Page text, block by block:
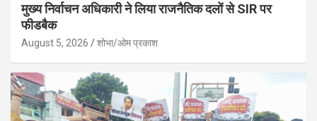
मुख्य निर्वाचन अधिकारी ने लिया राजनैतिक दलों से SIR पर
फीडबैक
August 5, 2026 शोभा/ओम प्रकाश